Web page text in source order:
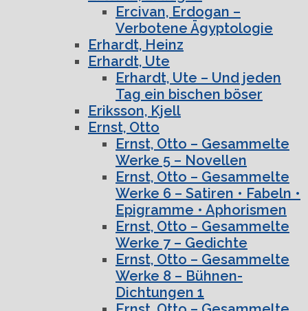
Ercivan, Erdogan –
Verbotene Ägyptologie
Erhardt, Heinz
Erhardt, Ute
Erhardt, Ute – Und jeden
Tag ein bischen böser
Eriksson, Kjell
Ernst, Otto
Ernst, Otto – Gesammelte
Werke 5 – Novellen
Ernst, Otto – Gesammelte
Werke 6 – Satiren • Fabeln •
Epigramme • Aphorismen
Ernst, Otto – Gesammelte
Werke 7 – Gedichte
Ernst, Otto – Gesammelte
Werke 8 – Bühnen-
Dichtungen 1